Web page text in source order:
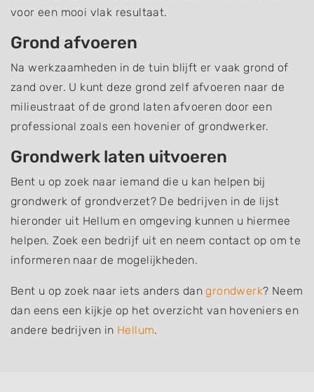
voor een mooi vlak resultaat.
Grond afvoeren
Na werkzaamheden in de tuin blijft er vaak grond of
zand over. U kunt deze grond zelf afvoeren naar de
milieustraat of de grond laten afvoeren door een
professional zoals een hovenier of grondwerker.
Grondwerk laten uitvoeren
Bent u op zoek naar iemand die u kan helpen bij
grondwerk of grondverzet? De bedrijven in de lijst
hieronder uit Hellum en omgeving kunnen u hiermee
helpen. Zoek een bedrijf uit en neem contact op om te
informeren naar de mogelijkheden.
Bent u op zoek naar iets anders dangrondwerk? Neem
dan eens een kijkje op het overzicht van hoveniers en
andere bedrijven in Hellum.